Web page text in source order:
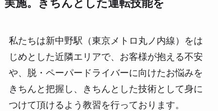
実施。きちんとした運転技能を
私たちは新中野駅（東京メトロ丸ノ内線）をは
じめとした近隣エリアで、お客様が抱える不安
や、脱・ペーパードライバーに向けたお悩みを
きちんと把握し、きちんとした技術として身に
つけて頂けるよう教習を行っております。